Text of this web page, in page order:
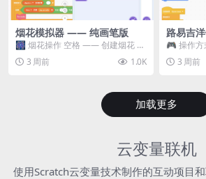
烟花模拟器 —— 纯画笔版
🎆 烟花操作 空格 —— 创建烟花 1
~ 3 —— 切换烟花类型 普通烟花
嘶...3 周前 1.0K
路易吉
🎮 操作
跳跃 空格
3 周前
加载更多
云变量联机
使用Scratch云变量技术制作的互动项目